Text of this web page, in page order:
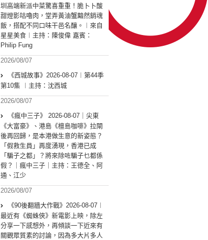
圳高端新派中菜驚喜重重！脆卜卜酸
甜燈影咕嚕肉，堂弄黃油蟹黯然銷魂
飯，搭配不同口味干邑名釀。︱來自
星星美食︱主持：陳俊偉 嘉賓：
Philip Fung
2026/08/07
《西城故事》2026-08-07︱第44季
第10集 ︱主持：沈西城
2026/08/07
《瘋中三子》 2026-08-07｜尖東
《大富豪》、港島《檀島咖啡》拉閘
後再回歸，是本港做生意的新姿態？
「假救生員」再度湧現，香港已成
「騙子之都」？將來除咗騙子乜都係
假？｜瘋中三子｜主持：王德全、阿
通、江少
2026/08/07
《90後翻牆大作戰》2026-08-07︱
最近有《蜘蛛俠》新電影上映，除左
分享一下感想外，再傾談一下近來有
關觀眾質素的討論，因為多大片多人